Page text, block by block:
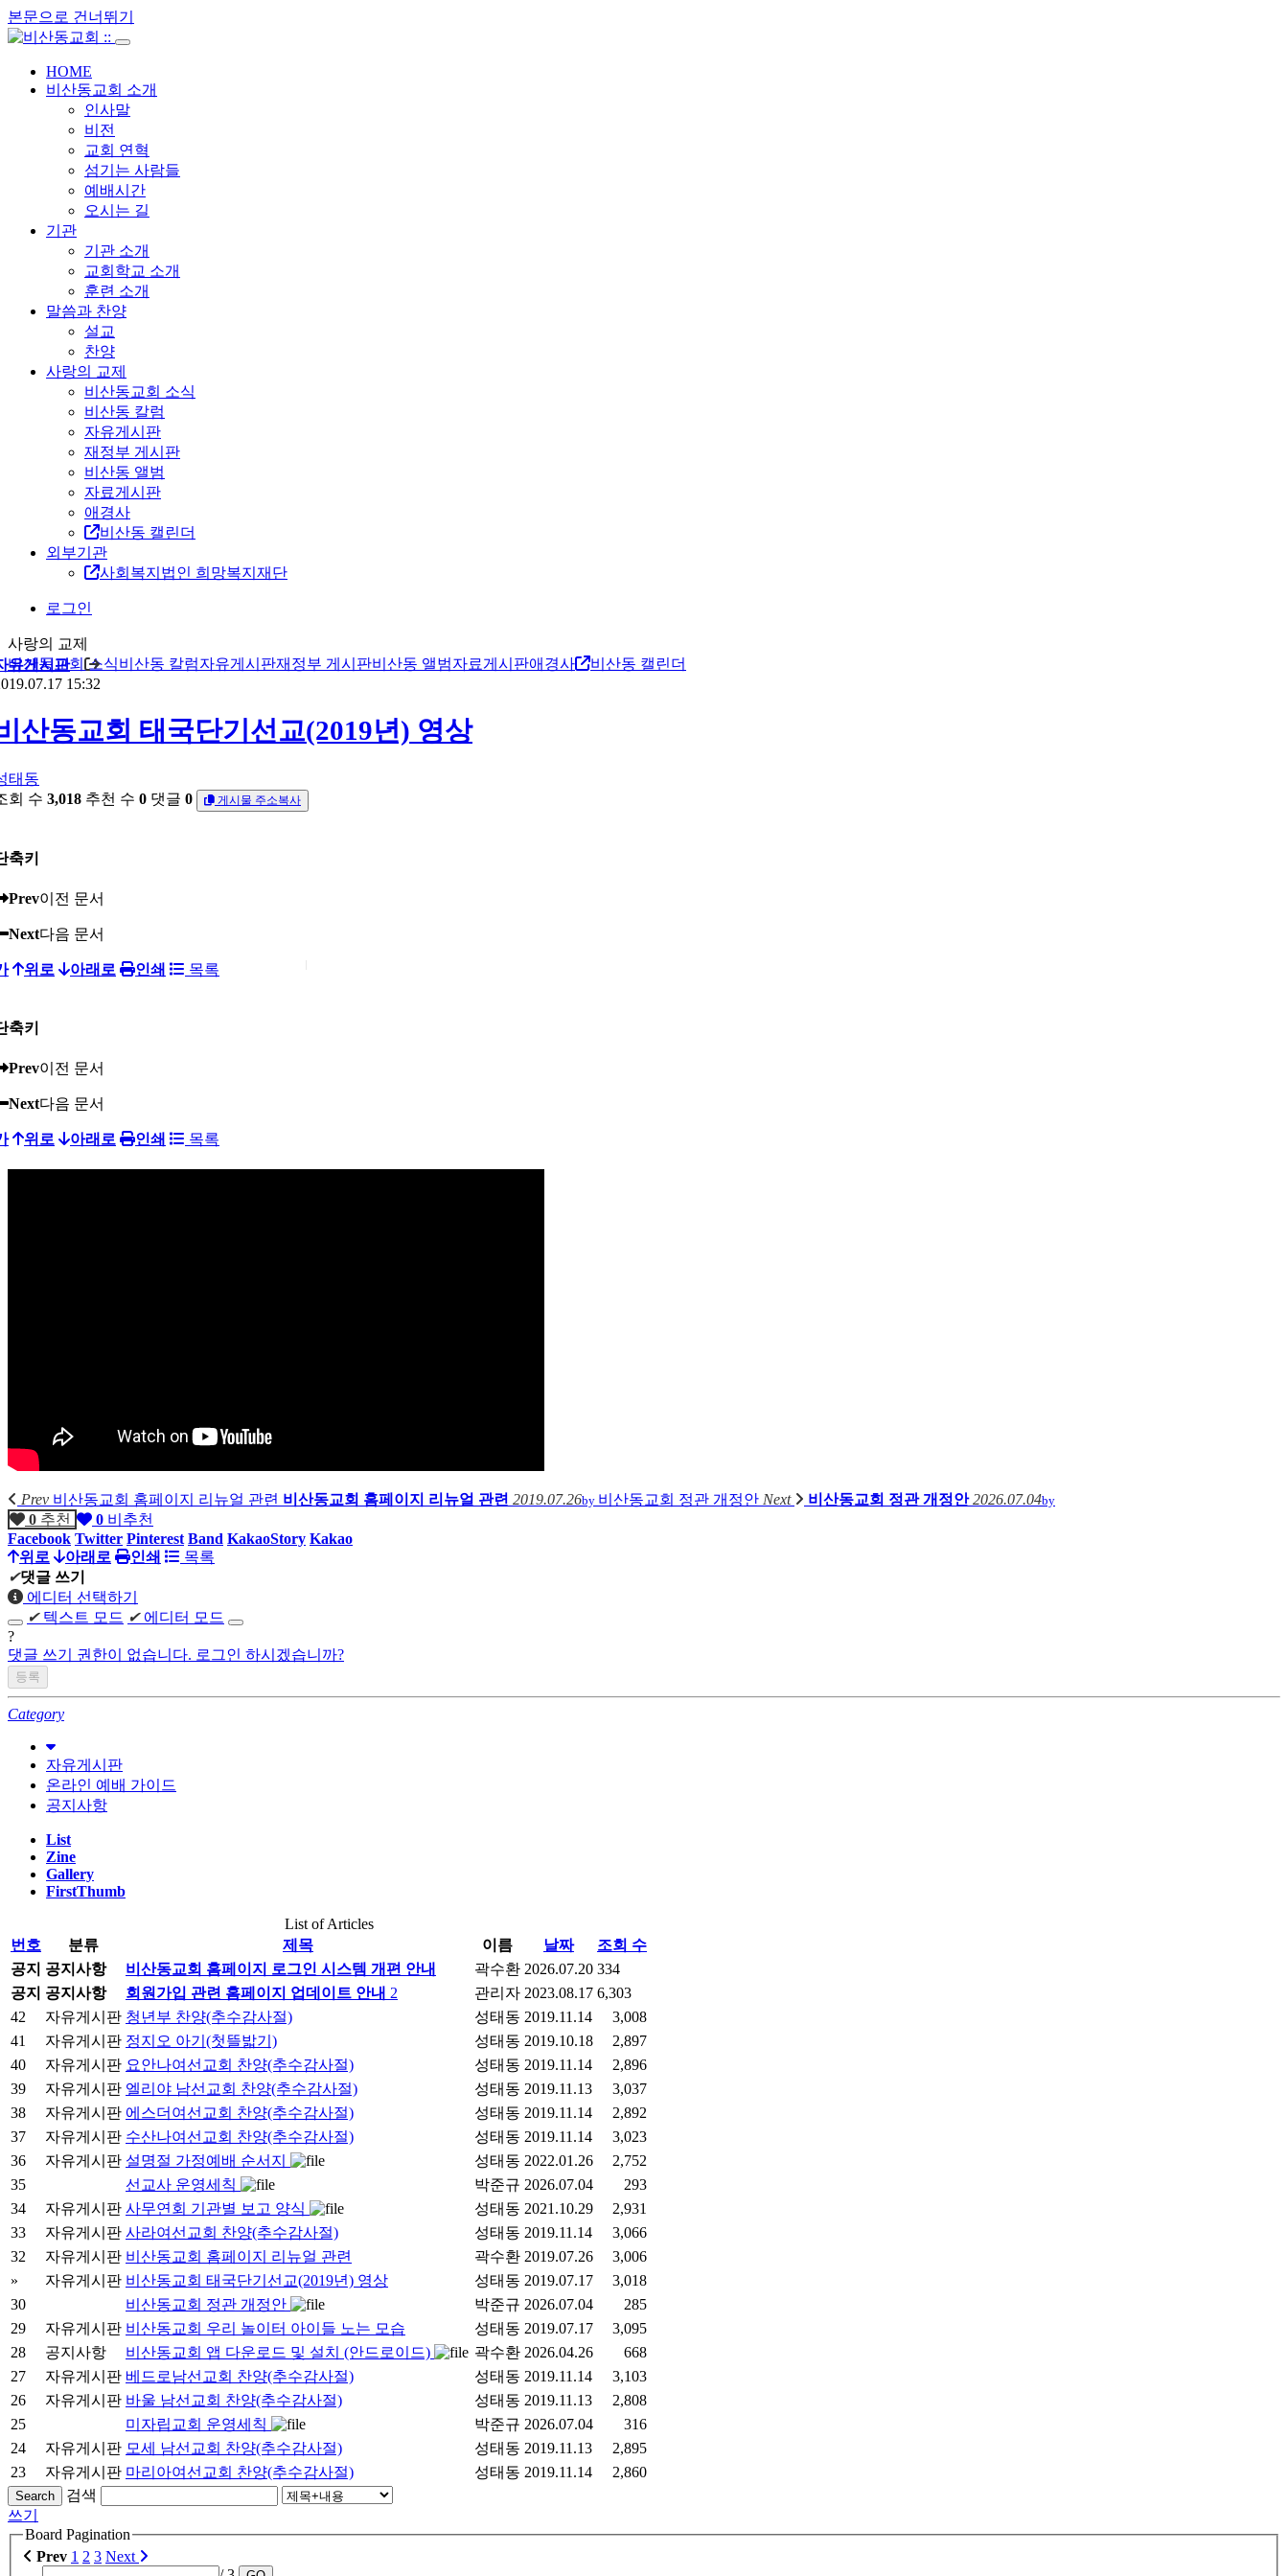
본문으로 건너뛰기
HOME
비산동교회 소개
인사말
비전
교회 연혁
섬기는 사람들
예배시간
오시는 길
기관
기관 소개
교회학교 소개
훈련 소개
말씀과 찬양
설교
찬양
사랑의 교제
비산동교회 소식
비산동 칼럼
자유게시판
재정부 게시판
비산동 앨범
자료게시판
애경사
비산동 캘린더
외부기관
사회복지법인 희망복지재단
로그인
사랑의 교제
비산동교회 소식비산동 칼럼자유게시판재정부 게시판비산동 앨범자료게시판애경사 비산동 캘린더
유게시판
15:32
산동교회 태국단기선교(2019년) 영상
태동
회 수 3,018 추천 수 0 댓글 0 게시물 주소복사
축키
Prev이전 문서
Next다음 문서
위로 아래로 인쇄 목록
축키
Prev이전 문서
Next다음 문서
위로 아래로 인쇄 목록
Prev 비산동교회 홈페이지 리뉴얼 관련 비산동교회 홈페이지 리뉴얼 관련 2019.07.26by 비산동교회 정관 개정안 Next 비산동교회 정관 개정안 2026.07.04by
0 추천 0 비추천
Facebook Twitter Pinterest Band KakaoStory Kakao
위로
아래로 인쇄
목록
✔댓글 쓰기
에디터 선택하기
✔ 텍스트 모드 ✔ 에디터 모드
?
댓글 쓰기 권한이 없습니다. 로그인 하시겠습니까?
Category
자유게시판
온라인 예배 가이드
공지사항
List
Zine
Gallery
FirstThumb
List of Articles
번호
분류 제목 이름 날짜
조회 수
공지 공지사항 비산동교회 홈페이지 로그인 시스템 개편 안내 곽수환 2026.07.20 334
공지 공지사항 회원가입 관련 홈페이지 업데이트 안내 2 관리자 2023.08.17 6,303
42
자유게시판 청년부 찬양(추수감사절) 성태동 2019.11.14
3,008
41
자유게시판 정지오 아기(첫뜰밟기) 성태동 2019.10.18
2,897
40
자유게시판 요안나여선교회 찬양(추수감사절) 성태동 2019.11.14
2,896
39
자유게시판 엘리야 남선교회 찬양(추수감사절) 성태동 2019.11.13
3,037
38
자유게시판 에스더여선교회 찬양(추수감사절) 성태동 2019.11.14
2,892
37
자유게시판 수산나여선교회 찬양(추수감사절) 성태동 2019.11.14
3,023
36
자유게시판 설명절 가정예배 순서지 성태동 2022.01.26
2,752
35
선교사 운영세칙 박준규 2026.07.04
293
34
자유게시판 사무연회 기관별 보고 양식 성태동 2021.10.29
2,931
33
자유게시판 사라여선교회 찬양(추수감사절) 성태동 2019.11.14
3,066
32
자유게시판 비산동교회 홈페이지 리뉴얼 관련 곽수환 2019.07.26
3,006
»
자유게시판 비산동교회 태국단기선교(2019년) 영상 성태동 2019.07.17
3,018
30
비산동교회 정관 개정안 박준규 2026.07.04
285
29
자유게시판 비산동교회 우리 놀이터 아이들 노는 모습 성태동 2019.07.17
3,095
28
공지사항 비산동교회 앱 다운로드 및 설치 (안드로이드) 곽수환 2026.04.26
668
27
자유게시판 베드로남선교회 찬양(추수감사절) 성태동 2019.11.14
3,103
26
자유게시판 바울 남선교회 찬양(추수감사절) 성태동 2019.11.13
2,808
25
미자립교회 운영세칙 박준규 2026.07.04
316
24
자유게시판 모세 남선교회 찬양(추수감사절) 성태동 2019.11.13
2,895
23
자유게시판 마리아여선교회 찬양(추수감사절) 성태동 2019.11.14 2,860
Search
검색
쓰기
Board Pagination
Prev 1 2 3 Next